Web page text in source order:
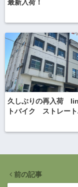
最新入荷！
久しぶりの再入荷
トバイク ストレー
前の記事